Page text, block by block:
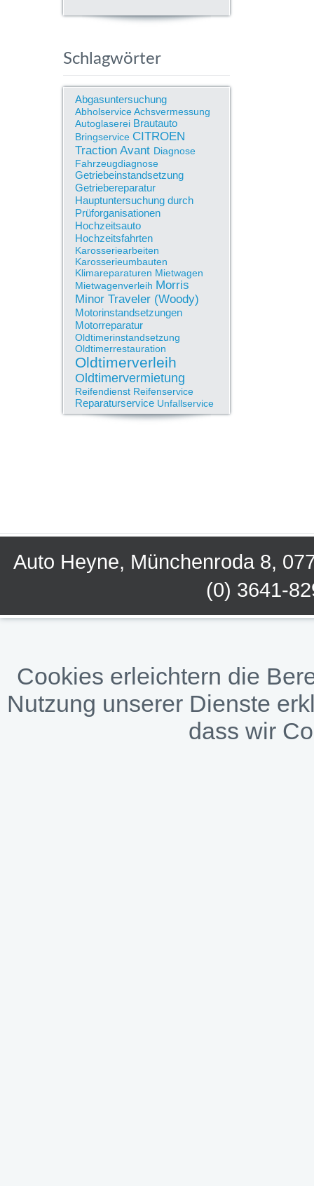
Schlagwörter
Abgasuntersuchung
AbholserviceAchsvermessung
Autoglaserei Brautauto
Bringservice CITROEN
Traction Avant Diagnose
Fahrzeugdiagnose
Getriebeinstandsetzung
Getriebereparatur
Hauptuntersuchung durch
Prüforganisationen
Hochzeitsauto
Hochzeitsfahrten
Karosseriearbeiten
Karosserieumbauten
Klimareparaturen Mietwagen
Mietwagenverleih Morris
Minor Traveler (Woody)
Motorinstandsetzungen
Motorreparatur
Oldtimerinstandsetzung
Oldtimerrestauration
Oldtimerverleih
Oldtimervermietung
Reifendienst Reifenservice
Reparaturservice Unfallservice
Auto Heyne, Münchenroda 8,
(0) 3641-
Cookies erleichtern die
Nutzung unserer Dienste
dass wir